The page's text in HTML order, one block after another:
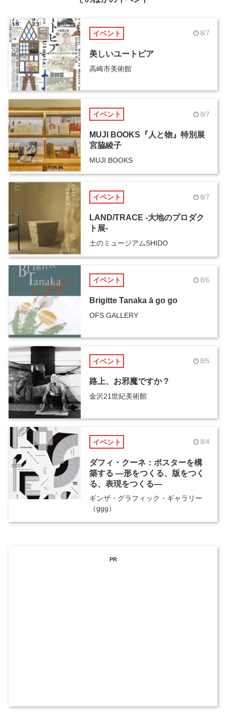
イベント 8/7
美しいユートピア
高崎市美術館
イベント 8/7
MUJI BOOKS『人と物』特別展
宮脇綾子
MUJI BOOKS
イベント 8/7
LAND/TRACE -大地のプロダク
ト展-
土のミュージアムSHIDO
イベント 8/6
Brigitte Tanaka ā go go
OFS GALLERY
イベント 8/5
路上、お邪魔ですか？
金沢21世紀美術館
イベント 8/4
ダフィ・クーネ：ポスターを構
築する ―形をつくる、版をつく
る、表現をつくる―
ギンザ・グラフィック・ギャラリー
（ggg）
PR